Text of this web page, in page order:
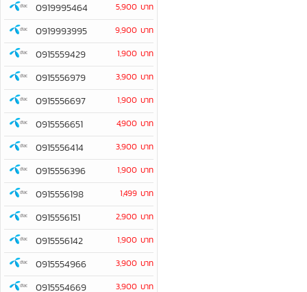
0919995464 5,900 บาท
0919993995 9,900 บาท
0915559429 1,900 บาท
0915556979 3,900 บาท
0915556697 1,900 บาท
0915556651 4,900 บาท
0915556414 3,900 บาท
0915556396 1,900 บาท
0915556198 1,499 บาท
0915556151 2,900 บาท
0915556142 1,900 บาท
0915554966 3,900 บาท
0915554669 3,900 บาท